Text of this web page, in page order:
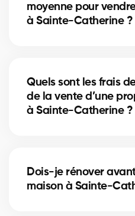
vous conseillent sur les
rentables.
moyenne pour
à Sainte-Catherine ?
courtiers utilisent des
pour réduire les délais de
Quels sont les frais
de la vente d’une
à Sainte-Catherine ?
l’hypothèque. Nos
planifier ces coûts.
Dois-je rénover
maison à Sainte-